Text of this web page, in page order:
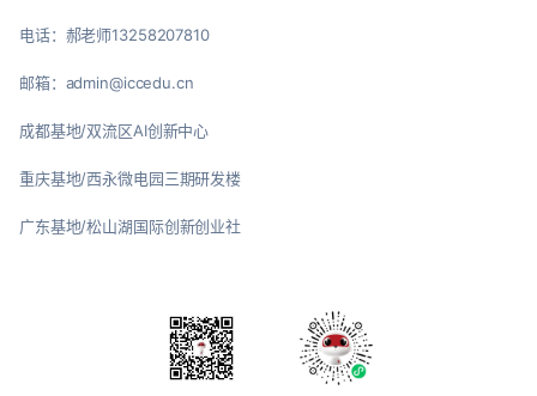
电话：郝老师13258207810
邮箱：admin@iccedu.cn
成都基地/双流区AI创新中心
重庆基地/西永微电园三期研发楼
广东基地/松山湖国际创新创业社